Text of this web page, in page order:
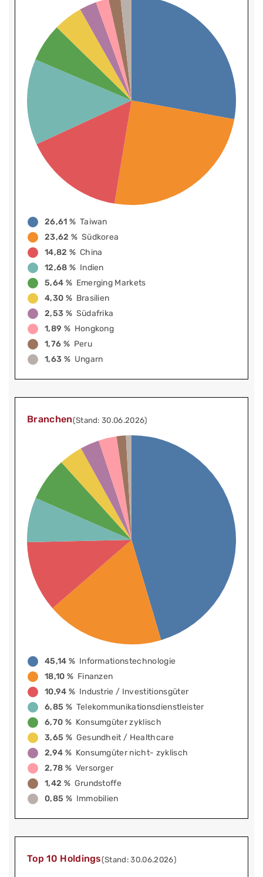
26,61 % Taiwan
23,62 % Südkorea
14,82 % China
12,68 % Indien
5,64 % Emerging Markets
4,30 % Brasilien
2,53 % Südafrika
1,89 % Hongkong
1,76 % Peru
1,63 % Ungarn
Branchen(Stand: 30.06.2026)
45,14 % Informationstechnologie
18,10 % Finanzen
10,94 % Industrie / Investitionsgüter
6,85 % Telekommunikationsdienstleister
6,70 % Konsumgüter zyklisch
3,65 % Gesundheit / Healthcare
2,94 % Konsumgüter nicht- zyklisch
2,78 % Versorger
1,42 % Grundstoffe
0,85 % Immobilien
Top 10 Holdings(Stand: 30.06.2026)